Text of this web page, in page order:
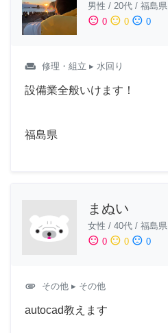
男性 / 20代 / 福島県
sentiment_satisfied 0 sentiment_neutral 0 sentiment_dissatisfied 0
weekend 修理・組立 ▸ 水回り
設備業全般いけます！
福島県
まぬい
女性 / 40代 / 福島県
sentiment_satisfied 0 sentiment_neutral 0 sentiment_dissatisfied 0
attachment その他 ▸ その他
autocad教えます